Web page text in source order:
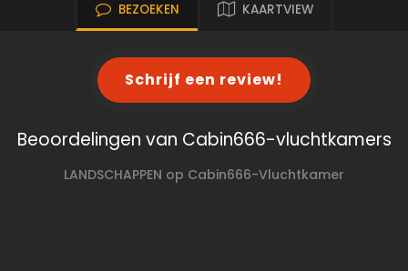
BEZOEKEN KAARTVIEW
Schrijf een review!
Beoordelingen van Cabin666-vluchtkamers
LANDSCHAPPEN op Cabin666-Vluchtkamer